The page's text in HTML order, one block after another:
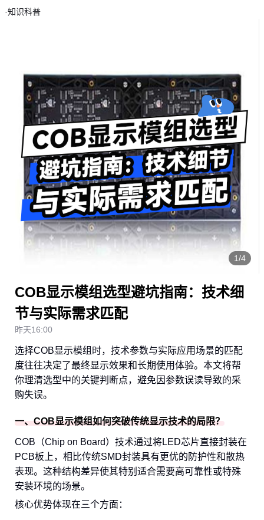
·知识科普
1/4
COB显示模组选型避坑指南：技术细
节与实际需求匹配
昨天16:00
选择COB显示模组时，技术参数与实际应用场景的匹配
度往往决定了最终显示效果和长期使用体验。本文将帮
你理清选型中的关键判断点，避免因参数误读导致的采
购失误。
一、COB显示模组如何突破传统显示技术的局限？
COB（Chip on Board）技术通过将LED芯片直接封装在
PCB板上，相比传统SMD封装具有更优的防护性和散热
表现。这种结构差异使其特别适合需要高可靠性或特殊
安装环境的场景。
核心优势体现在三个方面：